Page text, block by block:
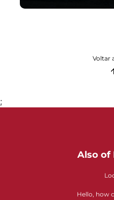
Voltar
;
Also of
Hello, how